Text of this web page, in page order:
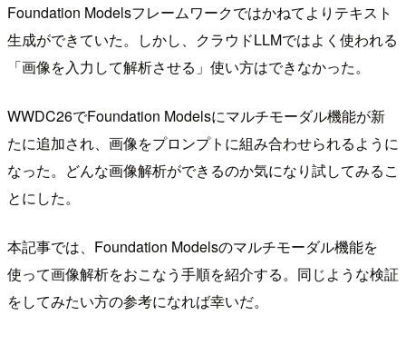
Foundation Modelsフレームワークではかねてよりテキスト
生成ができていた。しかし、クラウドLLMではよく使われる
「画像を入力して解析させる」使い方はできなかった。
WWDC26でFoundation Modelsにマルチモーダル機能が新
たに追加され、画像をプロンプトに組み合わせられるように
なった。どんな画像解析ができるのか気になり試してみるこ
とにした。
本記事では、Foundation Modelsのマルチモーダル機能を
使って画像解析をおこなう手順を紹介する。同じような検証
をしてみたい方の参考になれば幸いだ。